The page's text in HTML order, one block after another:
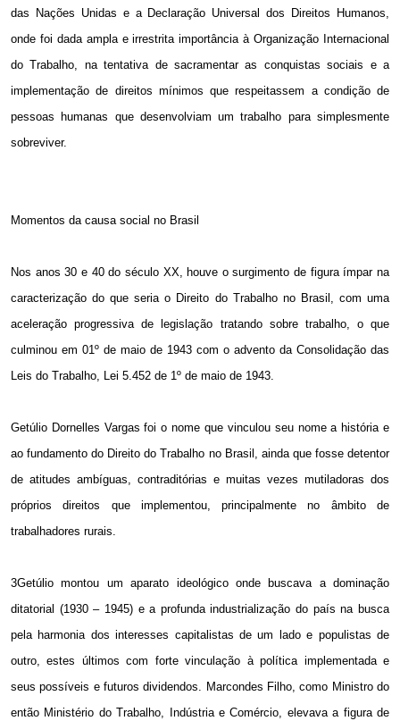
das Nações Unidas e a Declaração Universal dos Direitos Humanos,
onde foi dada ampla e irrestrita importância à Organização Internacional
do Trabalho, na tentativa de sacramentar as conquistas sociais e a
implementação de direitos mínimos que respeitassem a condição de
pessoas humanas que desenvolviam um trabalho para simplesmente
sobreviver.
Momentos da causa social no Brasil
Nos anos 30 e 40 do século XX, houve o surgimento de figura ímpar na
caracterização do que seria o Direito do Trabalho no Brasil, com uma
aceleração progressiva de legislação tratando sobre trabalho, o que
culminou em 01º de maio de 1943 com o advento da Consolidação das
Leis do Trabalho, Lei 5.452 de 1º de maio de 1943.
Getúlio Dornelles Vargas foi o nome que vinculou seu nome a história e
ao fundamento do Direito do Trabalho no Brasil, ainda que fosse detentor
de atitudes ambíguas, contraditórias e muitas vezes mutiladoras dos
próprios direitos que implementou, principalmente no âmbito de
trabalhadores rurais.
3Getúlio montou um aparato ideológico onde buscava a dominação
ditatorial (1930 – 1945) e a profunda industrialização do país na busca
pela harmonia dos interesses capitalistas de um lado e populistas de
outro, estes últimos com forte vinculação à política implementada e
seus possíveis e futuros dividendos. Marcondes Filho, como Ministro do
então Ministério do Trabalho, Indústria e Comércio, elevava a figura de